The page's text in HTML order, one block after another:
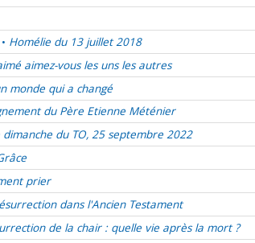
• Homélie du 13 juillet 2018
aimez-vous les uns les autres
monde qui a changé
du Père Etienne Méténier
du TO, 25 septembre 2022
prier
dans l'Ancien Testament
de la chair : quelle vie après la mort ?